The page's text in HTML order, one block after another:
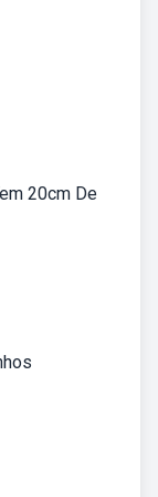
20cm De